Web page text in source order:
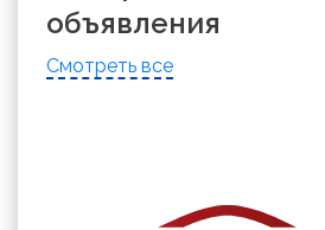
объявления
Смотреть все